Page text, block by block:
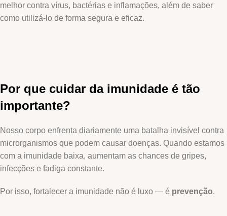
melhor contra vírus, bactérias e inflamações, além de saber
como utilizá-lo de forma segura e eficaz.
Por que cuidar da imunidade é tão
importante?
Nosso corpo enfrenta diariamente uma batalha invisível contra
microrganismos que podem causar doenças. Quando estamos
com a imunidade baixa, aumentam as chances de gripes,
infecções e fadiga constante.
Por isso, fortalecer a imunidade não é luxo — é prevenção.